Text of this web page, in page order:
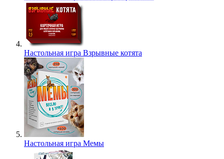
Настольная игра Взрывные котята
Настольная игра Мемы